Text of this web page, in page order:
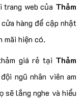
trang web của Thảm
hàng để cập nhật
mãi hiện có.
giá rẻ tại Thảm
ngũ nhân viên am
sẽ lắng nghe và hiểu